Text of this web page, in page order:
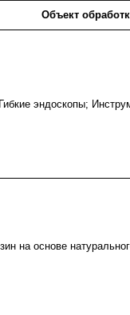
Объект
эндоскопы;
на основе